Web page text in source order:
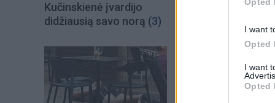
I want
Opted
I want
Opted
Kučinskienė įvardijo
didžiausią savo norą (3)